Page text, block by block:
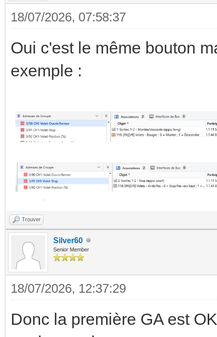
18/07/2026, 07:58:37
Oui c'est le même bouton
exemple :
Trouver
Silver60
Senior Member
18/07/2026, 12:37:29
Donc la première GA est